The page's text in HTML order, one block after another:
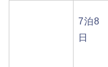
7泊8
日